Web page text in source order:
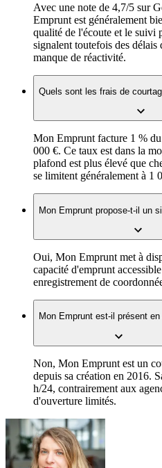
Avec une note de 4,7/5 sur
Emprunt est généralement
qualité de l'écoute et le suivi
signalent toutefois des délais
manque de réactivité.
Quels sont les frais de
Mon Emprunt facture 1 %
000 €. Ce taux est dans la
plafond est plus élevé que
se limitent généralement à 1
Mon Emprunt propose-t-il un
Oui, Mon Emprunt met à
capacité d'emprunt
enregistrement de
Mon Emprunt est-il présent
Non, Mon Emprunt est un
depuis sa création en 2016.
h/24, contrairement aux
d'ouverture limités.